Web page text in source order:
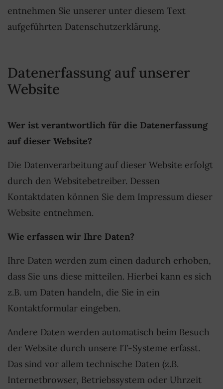
entnehmen Sie unserer unter diesem Text
aufgeführten Datenschutzerklärung.
Datenerfassung auf unserer
Website
Wer ist verantwortlich für die Datenerfassung
auf dieser Website?
Die Datenverarbeitung auf dieser Website erfolgt
durch den Websitebetreiber. Dessen
Kontaktdaten können Sie dem Impressum dieser
Website entnehmen.
Wie erfassen wir Ihre Daten?
Ihre Daten werden zum einen dadurch erhoben,
dass Sie uns diese mitteilen. Hierbei kann es sich
z.B. um Daten handeln, die Sie in ein
Kontaktformular eingeben.
Andere Daten werden automatisch beim Besuch
der Website durch unsere IT-Systeme erfasst.
Das sind vor allem technische Daten (z.B.
Internetbrowser, Betriebssystem oder Uhrzeit